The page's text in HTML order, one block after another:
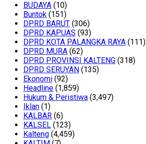
BUDAYA (10)
Buntok (151)
DPRD BARUT (306)
DPRD KAPUAS (93)
DPRD KOTA PALANGKA RAYA (111)
DPRD MURA (62)
DPRD PROVINSI KALTENG (318)
DPRD SERUYAN (135)
Ekonomi (92)
Headline (1,859)
Hukum & Peristiwa (3,497)
Iklan (1)
KALBAR (6)
KALSEL (123)
Kalteng (4,459)